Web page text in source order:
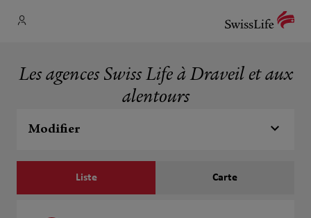
Les agences Swiss Life à Draveil et aux
alentours
Modifier
Liste Carte